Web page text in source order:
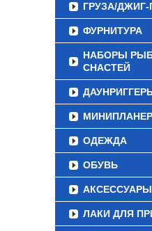
ГРУЗА/
ФУРНИТУРА
НАБОРЫ
СНАСТЕЙ
ОДЕЖДА
ОБУВЬ
АКСЕССУАРЫ
ЛАКИ ДЛЯ